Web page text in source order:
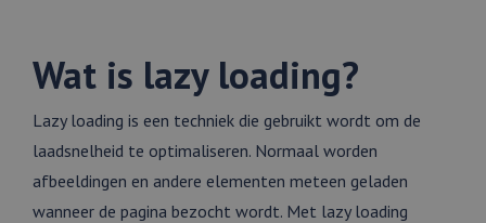
Wat is lazy loading?
Lazy loading is een techniek die gebruikt wordt om de
laadsnelheid te optimaliseren. Normaal worden
afbeeldingen en andere elementen meteen geladen
wanneer de pagina bezocht wordt. Met lazy loading